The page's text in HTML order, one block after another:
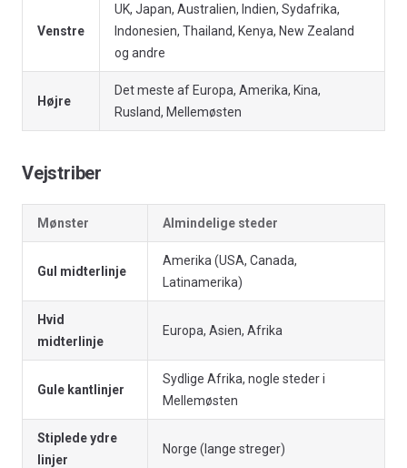
Venstre
UK, Japan, Australien, Indien, Sydafrika,
Indonesien, Thailand, Kenya, New Zealand
og andre
Højre
Det meste af Europa, Amerika, Kina,
Rusland, Mellemøsten
Vejstriber
Mønster Almindelige steder
Gul midterlinje
Amerika (USA, Canada,
Latinamerika)
Hvid
midterlinje
Europa, Asien, Afrika
Gule kantlinjer
Sydlige Afrika, nogle steder i
Mellemøsten
Stiplede ydre
linjer
Norge (lange streger)